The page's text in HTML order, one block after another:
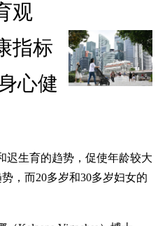
观
指标
心健
迟生育的趋势，促使年龄较大
，而20多岁和30多岁妇女的